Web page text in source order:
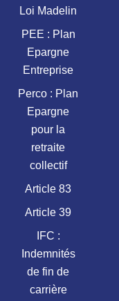
Loi Madelin
PEE : Plan
Epargne
Entreprise
Perco : Plan
Epargne
pour la
retraite
collectif
Article 83
Article 39
IFC :
Indemnités
de fin de
carrière